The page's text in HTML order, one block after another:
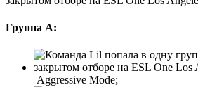
Группа А:
Aggressive Mode;